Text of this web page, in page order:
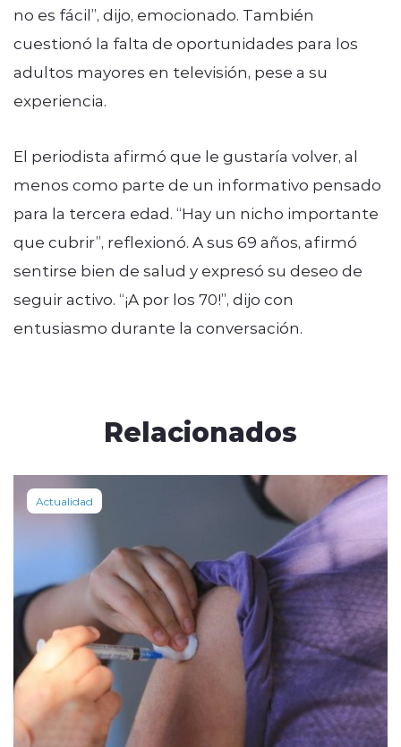
no es fácil”, dijo, emocionado. También
cuestionó la falta de oportunidades para los
adultos mayores en televisión, pese a su
experiencia.
El periodista afirmó que le gustaría volver, al
menos como parte de un informativo pensado
para la tercera edad. “Hay un nicho importante
que cubrir”, reflexionó. A sus 69 años, afirmó
sentirse bien de salud y expresó su deseo de
seguir activo. “¡A por los 70!”, dijo con
entusiasmo durante la conversación.
Relacionados
Actualidad